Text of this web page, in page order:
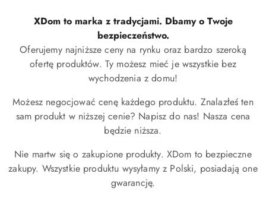
XDom to marka z tradycjami. Dbamy o Twoje
bezpieczeństwo.
Oferujemy najniższe ceny na rynku oraz bardzo szeroką
ofertę produktów. Ty możesz mieć je wszystkie bez
wychodzenia z domu!
Możesz negocjować cenę każdego produktu. Znalazłeś ten
sam produkt w niższej cenie? Napisz do nas! Nasza cena
będzie niższa.
Nie martw się o zakupione produkty. XDom to bezpieczne
zakupy. Wszystkie produktu wysyłamy z Polski, posiadają one
gwarancję.